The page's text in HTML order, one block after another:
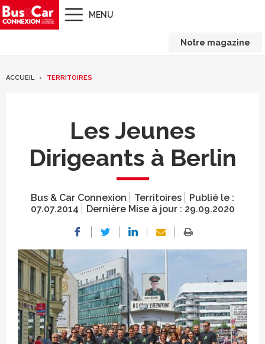
MENU
Notre magazine
ACCUEIL TERRITOIRES
Les Jeunes
Dirigeants à Berlin
Bus & Car Connexion Territoires
Publié le :
07.07.2014
Dernière Mise à jour : 29.09.2020